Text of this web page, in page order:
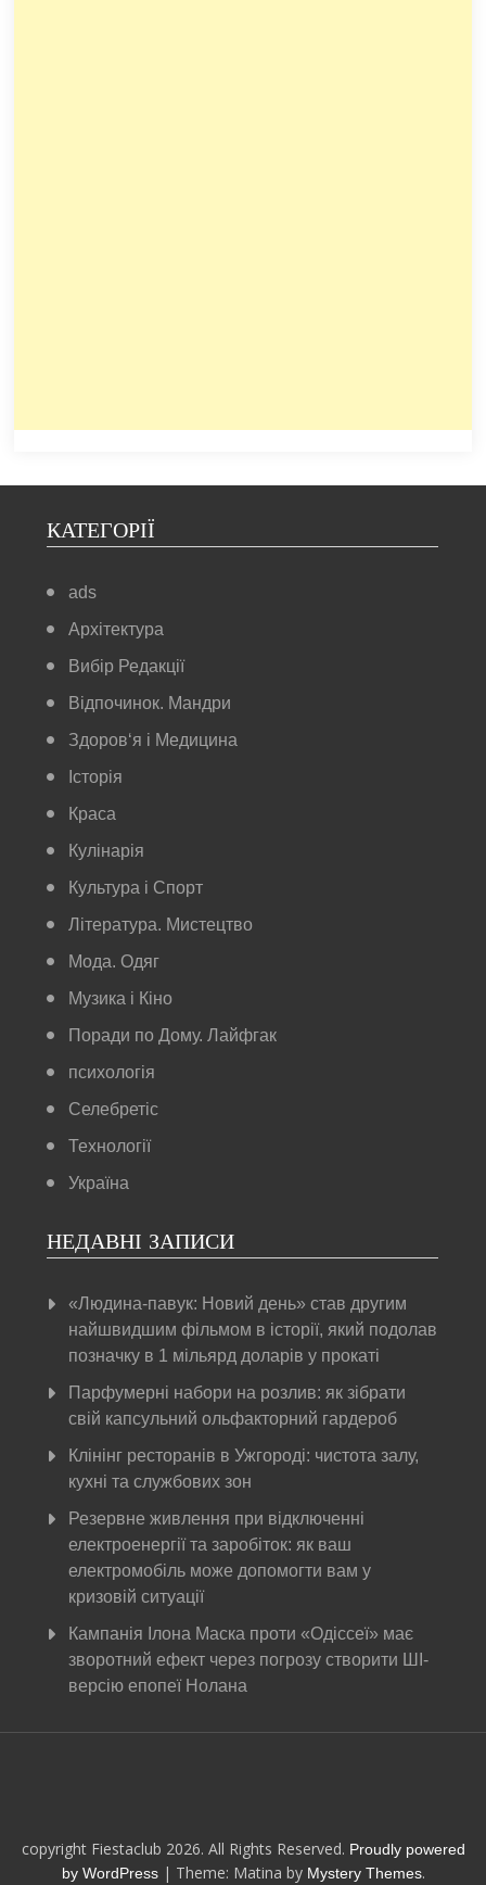
КАТЕГОРІЇ
ads
Архітектура
Вибір Редакції
Відпочинок. Мандри
Здоров‘я і Медицина
Історія
Краса
Кулінарія
Культура і Спорт
Література. Мистецтво
Мода. Одяг
Музика і Кіно
Поради по Дому. Лайфгак
психологія
Селебретіс
Технології
Україна
НЕДАВНІ ЗАПИСИ
«Людина-павук: Новий день» став другим
найшвидшим фільмом в історії, який подолав
позначку в 1 мільярд доларів у прокаті
Парфумерні набори на розлив: як зібрати
свій капсульний ольфакторний гардероб
Клінінг ресторанів в Ужгороді: чистота залу,
кухні та службових зон
Резервне живлення при відключенні
електроенергії та заробіток: як ваш
електромобіль може допомогти вам у
кризовій ситуації
Кампанія Ілона Маска проти «Одіссеї» має
зворотний ефект через погрозу створити ШІ-
версію епопеї Нолана
copyright Fiestaclub 2026. All Rights Reserved. Proudly powered
by WordPress | Theme: Matina by Mystery Themes.